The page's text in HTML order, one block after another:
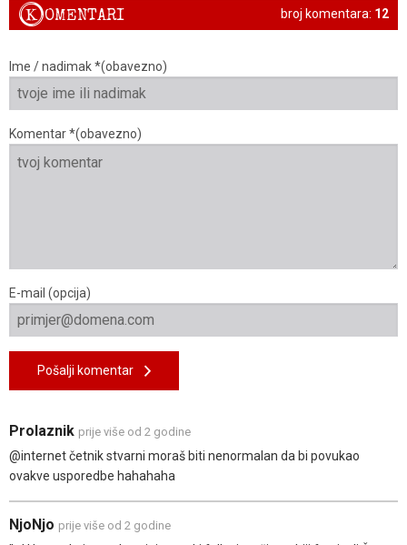
broj komentara: 12
KOMENTARI
Ime / nadimak *(obavezno)
Komentar *(obavezno)
E-mail (opcija)
Pošalji komentar
Prolaznik prije više od 2 godine
@internet četnik stvarni moraš biti nenormalan da bi povukao
ovakve usporedbe hahahaha
NjoNjo prije više od 2 godine